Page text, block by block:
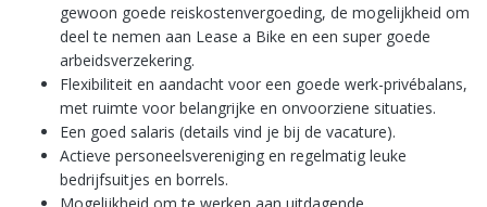
gewoon goede reiskostenvergoeding, de mogelijkheid om
deel te nemen aan Lease a Bike en een super goede
arbeidsverzekering.
Flexibiliteit en aandacht voor een goede werk-privébalans,
met ruimte voor belangrijke en onvoorziene situaties.
Een goed salaris (details vind je bij de vacature).
Actieve personeelsvereniging en regelmatig leuke
bedrijfsuitjes en borrels.
Mogelijkheid om te werken aan uitdagende,